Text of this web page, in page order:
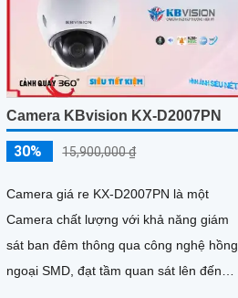
Camera KBvision KX-D2007PN
30% 15,900,000 ₫
Camera giá re KX-D2007PN là một
Camera chất lượng với khả năng giám
sát ban đêm thông qua công nghệ hồng
ngoại SMD, đạt tầm quan sát lên đến